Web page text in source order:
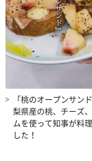
「桃のオープンサン
梨県産の桃、チーズ
ムを使って知事が料
した！